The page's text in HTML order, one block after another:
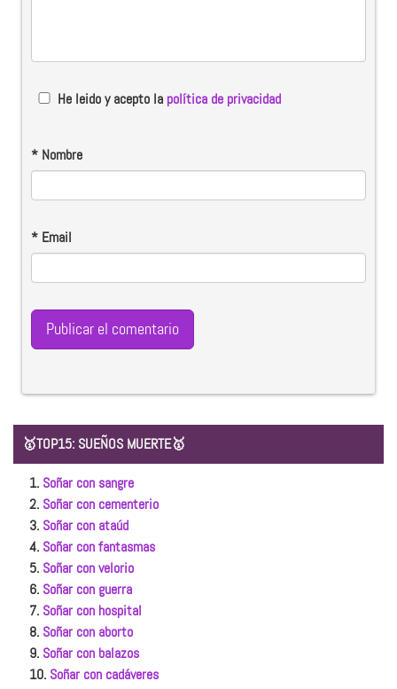
He leido y acepto la política de privacidad
* Nombre
* Email
🥇TOP15: SUEÑOS MUERTE🥇
1. Soñar con sangre
2. Soñar con cementerio
3. Soñar con ataúd
4. Soñar con fantasmas
5. Soñar con velorio
6. Soñar con guerra
7. Soñar con hospital
8. Soñar con aborto
9. Soñar con balazos
10. Soñar con cadáveres